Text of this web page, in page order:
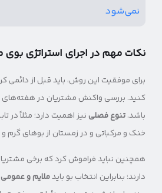
نمی‌شود
نکات مهم در اجرای استراتژی بوی
برای موفقیت این روش، باید قبل از دائمی
کنید. بررسی واکنش مشتریان در هفته‌های
باشد.تنوع فصلینیز اهمیت دارد؛ مثلاً در
خنک و مرکباتی و در زمستان از بوهای گرم و
همچنین نباید فراموش کرد که برخی
دارند؛ بنابراین انتخاب بو بایدملایم و عمومی